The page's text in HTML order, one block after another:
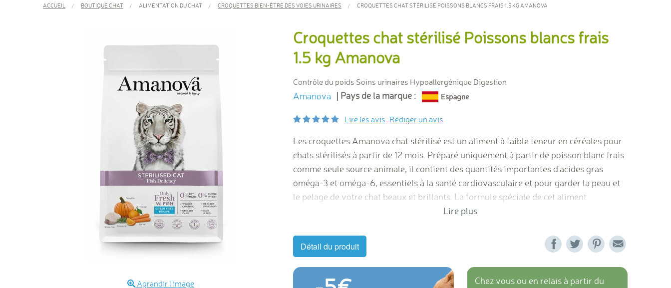
ACCUEIL BOUTIQUE CHAT ALIMENTATION DU CHAT CROQUETTES BIEN-ÊTRE DES VOIES URINAIRES CROQUETTES CHAT STÉRILISÉ POISSONS BLANCS FRAIS 1.5 KG AMANOVA
Agrandir l'image
Croquettes chat stérilisé Poissons blancs frais
1.5 kg Amanova
Contrôle du poids Soins urinaires Hypoallergénique Digestion
Amanova | Pays de la marque :
Lire les avis Rédiger un avis
Les croquettes Amanova chat stérilisé est un aliment à faible teneur en céréales pour
chats stérilisés à partir de 12 mois. Préparé uniquement à partir de poisson blanc frais
comme seule source animale, il contient des quantités importantes d'acides gras
oméga-3 et oméga-6, essentiels à la santé cardiovasculaire et pour garder la peau et
le pelage de votre chat beaux et brillants. La formule spéciale de cet aliment
hypoallergénique conçue par des vétérinaires contient de la L-Carnitine qui aidera à
les muscles. Nous incluons du calcium et du phosphore pour garder vos os et vos
dents solides. Amanova chat stérilisé est une recette exclusive d' aliment naturel pour
chats stérilisés , sans farines de viande ni viandes déshydratées, il contient des fibres
alimentaires et des ingrédients spéciaux tels que des probiotiques, des huiles de
Lire plus
Détail du produit
Chez vous ou en relais à partir du